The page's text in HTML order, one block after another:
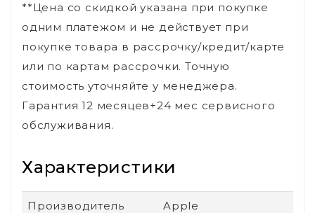
**Цена со скидкой указана при покупке
одним платежом и не действует при
покупке товара в рассрочку/кредит/карте
или по картам рассрочки. Точную
стоимость уточняйте у менеджера.
Гарантия 12 месяцев+24 мес сервисного
обслуживания.
Характеристики
Производитель Apple